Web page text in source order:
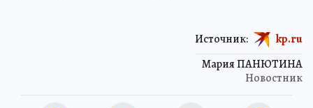
Мария ПАНЮТИНА
Новостник
Источник: kp.ru